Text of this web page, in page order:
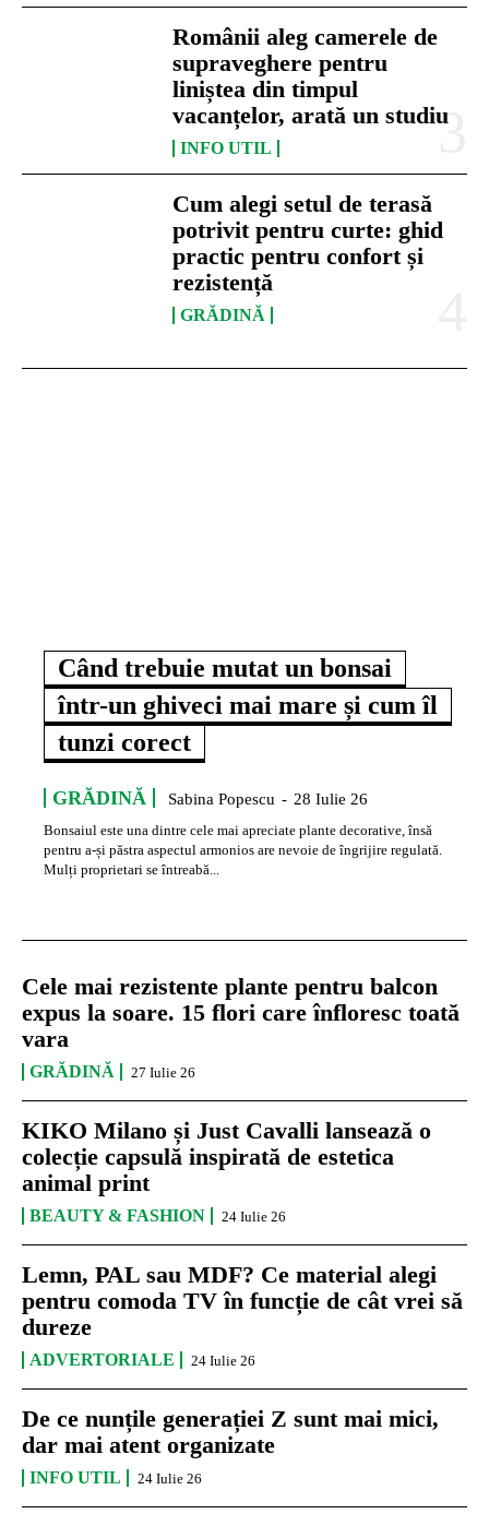
Românii aleg camerele de
supraveghere pentru
liniștea din timpul
vacanțelor, arată un studiu
INFO UTIL
Cum alegi setul de terasă
potrivit pentru curte: ghid
practic pentru confort și
rezistență
GRĂDINĂ
Când trebuie mutat un bonsai
într-un ghiveci mai mare și cum îl
tunzi corect
GRĂDINĂ Sabina Popescu - 28 Iulie 26
Bonsaiul este una dintre cele mai apreciate plante decorative, însă
pentru a-și păstra aspectul armonios are nevoie de îngrijire regulată.
Mulți proprietari se întreabă...
Cele mai rezistente plante pentru balcon
expus la soare. 15 flori care înfloresc toată
vara
GRĂDINĂ 27 Iulie 26
KIKO Milano și Just Cavalli lansează o
colecție capsulă inspirată de estetica
animal print
BEAUTY & FASHION 24 Iulie 26
Lemn, PAL sau MDF? Ce material alegi
pentru comoda TV în funcție de cât vrei să
dureze
ADVERTORIALE 24 Iulie 26
De ce nunțile generației Z sunt mai mici,
dar mai atent organizate
INFO UTIL 24 Iulie 26